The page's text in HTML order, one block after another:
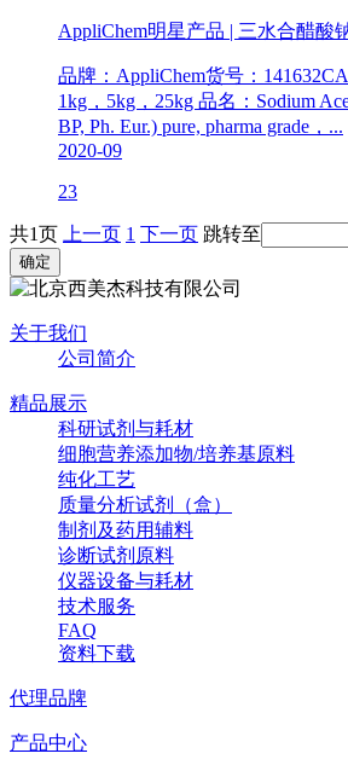
AppliChem明星产品 | 三水合醋酸
品牌：AppliChem​ ​货号：141632
1kg，5kg，25kg 品名：Sodium
BP, Ph. Eur.) pure, pharma grade，...
2020-09
23
共1页 上一页 1 下一页 跳转至
关于我们
公司简介
精品展示
科研试剂与耗材
细胞营养添加物/培养基原料
纯化工艺
质量分析试剂（盒）
制剂及药用辅料
诊断试剂原料
仪器设备与耗材
技术服务
FAQ
资料下载
代理品牌
产品中心